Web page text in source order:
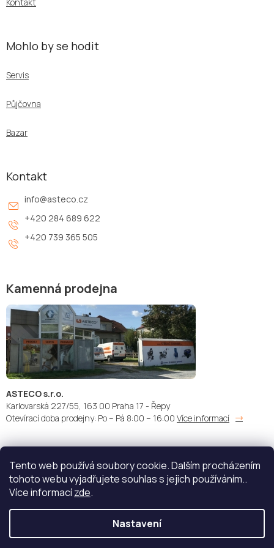
Tento web používá soubory cookie. Dalším procházením
tohoto webu vyjadřujete souhlas s jejich používáním..
Více informacízde.
Nastavení
Mohlo by se hodit
Servis
Půjčovna
Bazar
Kontakt
info@asteco.cz
+420 284 689 622
+420 739 365 505
Kamenná prodejna
ASTECO s.r.o.
Karlovarská 227/55, 163 00 Praha 17 - Řepy
Otevírací doba prodejny: Po – Pá 8:00 – 16:00 Více informací
Doprava: Platba:
STŘÍKACÍ TECHNIKA - ASTECO s.r.o.
práva vyhrazena.Upravit nastavení cookies